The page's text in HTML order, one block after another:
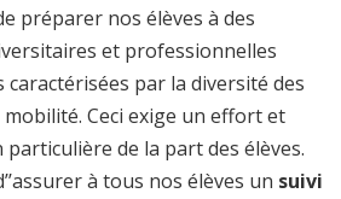
préparer nos élèves à des
et professionnelles
par la diversité des
Ceci exige un effort et
de la part des élèves.
à tous nos élèves un suivi